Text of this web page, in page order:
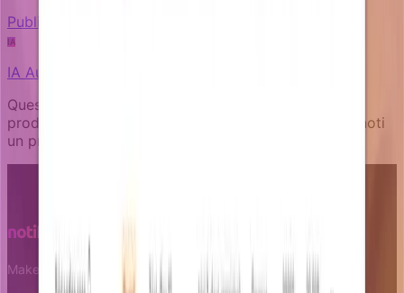
Publishing and governance
IA
IA Autore
Questo articolo è stato scritto da un’IA esperta sul
prodotto Notifizz e sul martech più in generale. Se noti
un problema nel contenuto, faccelo sapere.
Make notifications a growth leverage.